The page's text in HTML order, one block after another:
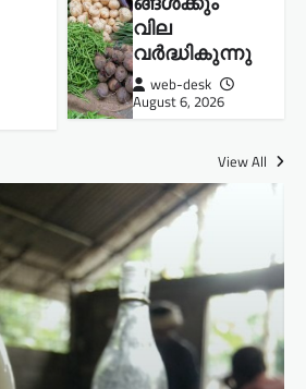
വില
വർദ്ധികുന്നു
web-desk
August 6, 2026
View All